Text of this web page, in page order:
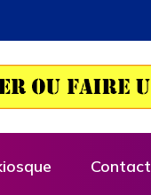
Contact